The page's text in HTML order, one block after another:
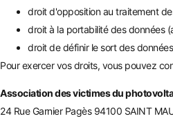
droit d'opposition au traitement
droit à la portabilité des données
droit de définir le sort des
Pour exercer vos droits, vous pouvez
Association des victimes du
24 Rue Garnier Pagès 94100 SAINT